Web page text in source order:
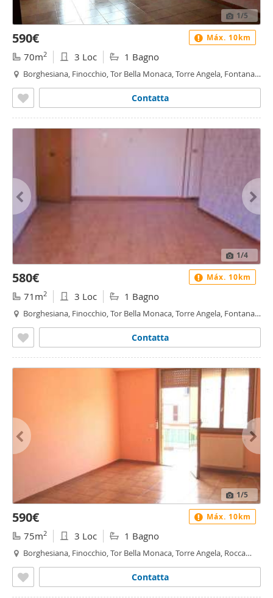
1/5
590€
70m2 3 Loc 1 Bagno
Borghesiana, Finocchio, Tor Bella Monaca, Torre Angela, Fontana
Contatta
Máx. 10km
1/4
580€
71m2 3 Loc 1 Bagno
Borghesiana, Finocchio, Tor Bella Monaca, Torre Angela, Fontana
Contatta
Máx. 10km
1/5
590€
75m2 3 Loc 1 Bagno
Borghesiana, Finocchio, Tor Bella Monaca, Torre Angela, Rocca
Contatta
Máx. 10km